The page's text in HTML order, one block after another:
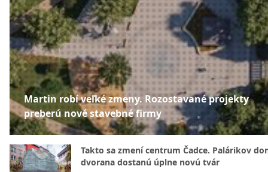
Martin robí veľké zmeny. Rozostavané projekty
preberú nové stavebné firmy
Takto sa zmení centrum Čadce. Palárikov
dvorana dostanú úplne novú tvár